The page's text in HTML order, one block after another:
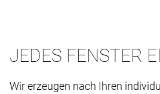
JEDES FENSTER
Wir erzeugen nach Ihren